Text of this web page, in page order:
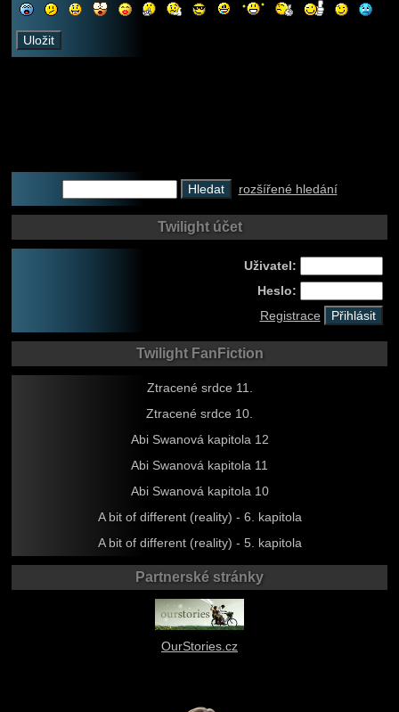
rozšířené hledání
Twilight účet
Uživatel:
Heslo:
Registrace
Twilight FanFiction
Ztracené srdce 11.
Ztracené srdce 10.
Abi Swanová kapitola 12
Abi Swanová kapitola 11
Abi Swanová kapitola 10
A bit of different (reality) - 6. kapitola
A bit of different (reality) - 5. kapitola
Partnerské stránky
OurStories.cz